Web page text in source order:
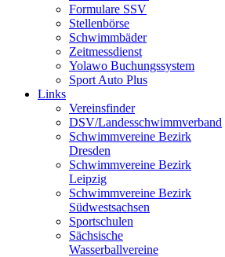
Formulare SSV
Stellenbörse
Schwimmbäder
Zeitmessdienst
Yolawo Buchungssystem
Sport Auto Plus
Links
Vereinsfinder
DSV/Landesschwimmverband
Schwimmvereine Bezirk
Dresden
Schwimmvereine Bezirk
Leipzig
Schwimmvereine Bezirk
Südwestsachsen
Sportschulen
Sächsische
Wasserballvereine